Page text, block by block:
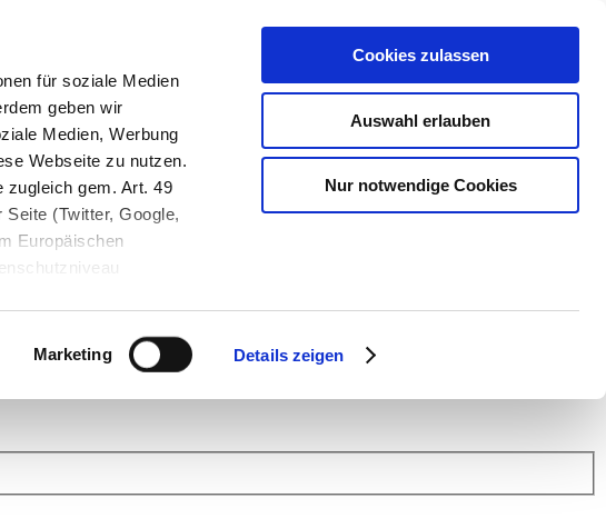
für soziale Medien
geben wir
Medien, Werbung
Webseite zu nutzen.
zugleich gem. Art. 49
(Twitter, Google,
Europäischen
Marketing Details zeigen
Cookies zulassen
Auswahl erlauben
Nur notwendige Cookies
anderen weiter.